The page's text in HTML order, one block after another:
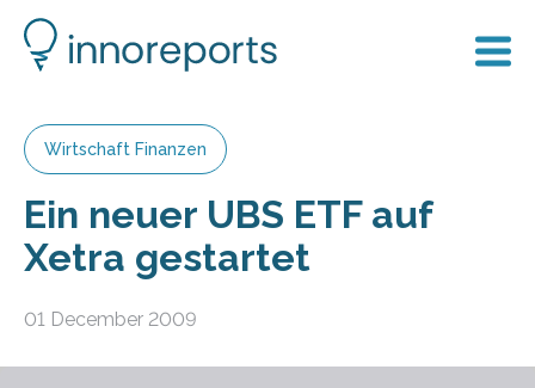
Wirtschaft Finanzen
Ein neuer UBS ETF auf
Xetra gestartet
01 December 2009